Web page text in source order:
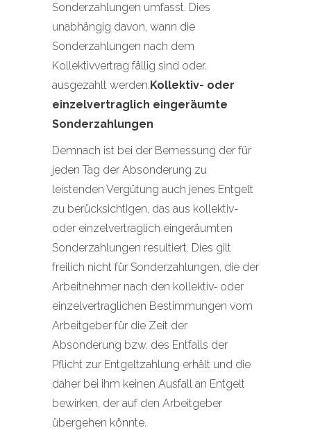
Sonderzahlungen umfasst. Dies
unabhängig davon, wann die
Sonderzahlungen nach dem
Kollektivvertrag fällig sind oder.
ausgezahlt werden.Kollektiv- oder
einzelvertraglich eingeräumte
Sonderzahlungen
Demnach ist bei der Bemessung der für
jeden Tag der Absonderung zu
leistenden Vergütung auch jenes Entgelt
zu berücksichtigen, das aus kollektiv-
oder einzelvertraglich eingeräumten
Sonderzahlungen resultiert. Dies gilt
freilich nicht für Sonderzahlungen, die der
Arbeitnehmer nach den kollektiv‑ oder
einzelvertraglichen Bestimmungen vom
Arbeitgeber für die Zeit der
Absonderung bzw. des Entfalls der
Pflicht zur Entgeltzahlung erhält und die
daher bei ihm keinen Ausfall an Entgelt
bewirken, der auf den Arbeitgeber
übergehen könnte.